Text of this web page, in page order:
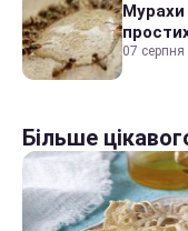
Мурахи
07
Більше